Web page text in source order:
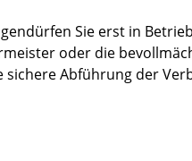
Sie erst in
oder die
Abführung der